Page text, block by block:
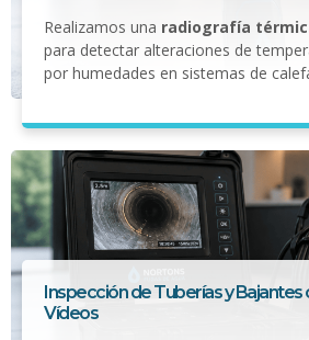
Realizamos una radiografía
para detectar alteraciones de
por humedades en sistemas de
Inspección de Tuberías y Bajantes
Vídeos